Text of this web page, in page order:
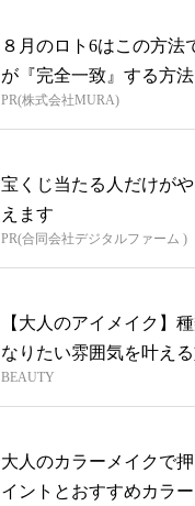
８月のロト6はこの方法
が『完全一致』する方法
PR(株式会社MURA)
宝くじ当たる人だけが
えます
PR(合同会社デジタルファーム )
【大人のアイメイク】
なりたい雰囲気を叶え
BEAUTY
大人のカラーメイクで
イントとおすすめカラー